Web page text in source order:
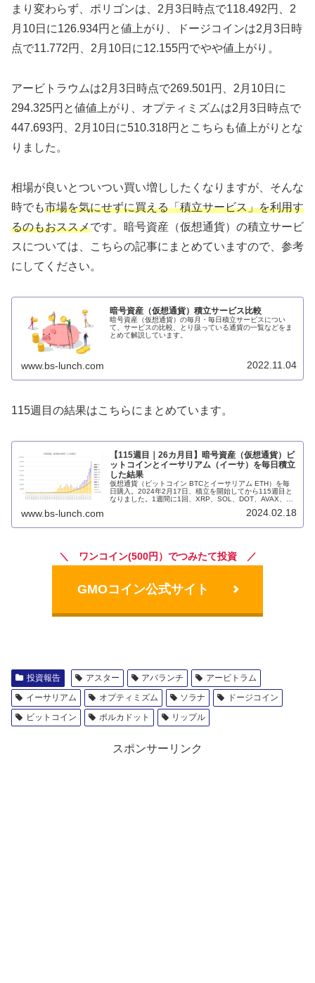
まり変わらず、ポリゴンは、2月3日時点で118.492円、2
月10日に126.934円と値上がり、ドージコインは2月3日時
点で11.772円、2月10日に12.155円でやや値上がり。
アービトラウムは2月3日時点で269.501円、2月10日に
294.325円と値値上がり、オプティミズムは2月3日時点で
447.693円、2月10日に510.318円とこちらも値上がりとな
りました。
相場が良いとついつい買い増ししたくなりますが、そんな
時でも市場を気にせずに買える「積立サービス」を利用す
るのもおススメです。暗号資産（仮想通貨）の積立サービ
スについては、こちらの記事にまとめていますので、参考
にしてください。
暗号資産（仮想通貨）積立サービス比較
暗号資産（仮想通貨）の毎月・毎日積立サービスについ
て、サービスの比較、とり扱っている通貨の一覧などをま
とめて解説しています。
www.bs-lunch.com 2022.11.04
115週目の結果はこちらにまとめています。
【115週目｜26カ月目】暗号資産（仮想通貨）ビ
ットコインとイーサリアム（イーサ）を毎日積立
した結果
仮想通貨（ビットコイン BTCとイーサリアム ETH）を毎
日購入。2024年2月17日、積立を開始してから115週目と
なりました。1週間に1回、XRP、SOL、DOT、AVAX、
結果を前の週と比較しながらまとめています。
www.bs-lunch.com 2024.02.18
＼ ワンコイン(500円）でつみたて投資 ／
GMOコイン公式サイト
投資報告 アスター アバランチ
アービトラム
イーサリアム
オプティミズム ソラナ
ドージコイン
ビットコイン
ポルカドット リップル
スポンサーリンク